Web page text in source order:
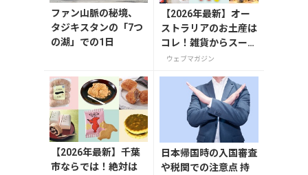
ファン山脈の秘境、
タジキスタンの「7つ
の湖」での1日
【2026年最新】オー
ストラリアのお土産は
コレ！雑貨からスーパ
ーでも買えるグルメま
ウェブマガジン
【2026年最新】千葉
市ならでは！絶対は
日本帰国時の入国審査
や税関での注意点 持